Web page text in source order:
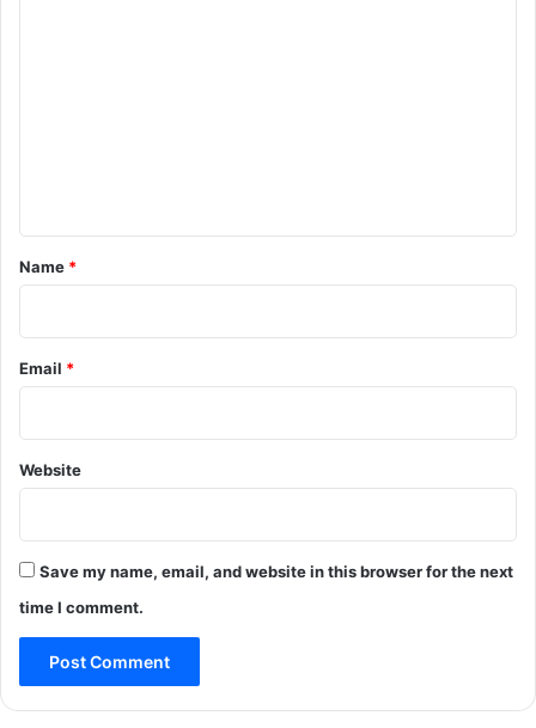
*
Name *
Email *
Website
Save my name, email, and website in this browser for the next
time I comment.